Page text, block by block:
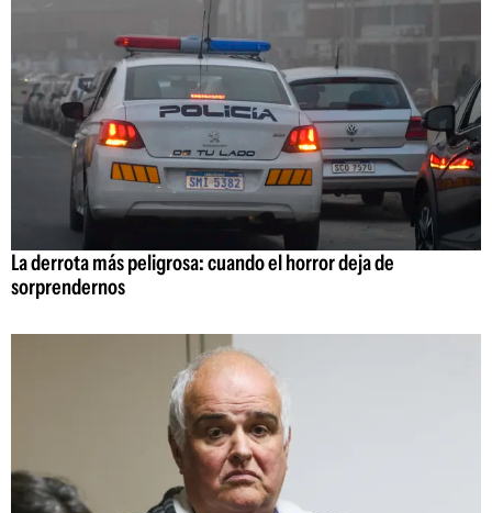
La derrota más peligrosa: cuando el horror deja de
sorprendernos